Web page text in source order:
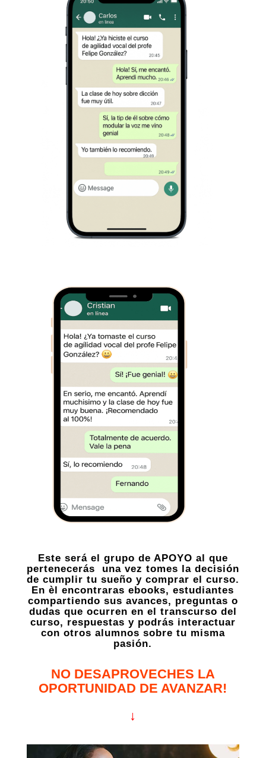
Este será el grupo de APOYO al que
pertenecerás una vez tomes la decisión
de cumplir tu sueño y comprar el curso.
En èl encontraras ebooks, estudiantes
compartiendo sus avances, preguntas o
dudas que ocurren en el transcurso del
curso, respuestas y podrás interactuar
con otros alumnos sobre tu misma
pasión.
NO DESAPROVECHES LA
OPORTUNIDAD DE AVANZAR!
↓